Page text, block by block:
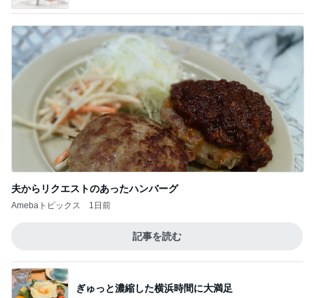
夫からリクエストのあったハンバーグ
Amebaトピックス 1日前
記事を読む
ぎゅっと濃縮した横浜時間に大満足